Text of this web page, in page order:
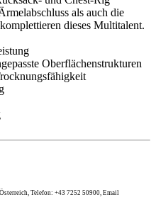
als auch die
dieses Multitalent.
Oberflächenstrukturen
Telefon: +43 7252 50900, Email